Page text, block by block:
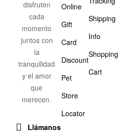
disfruten
cada
momento
juntos con
la
tranquilidad
y el amor
que
merecen.
Llámanos
Online
Gift
Card
Discount
Pet
Store
Locator
Shipping
Info
Shopping
Cart